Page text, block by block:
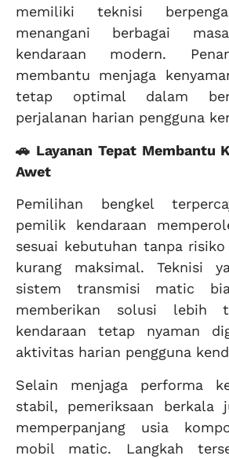
memiliki teknisi
menangani berbagai
kendaraan modern.
membantu menjaga
tetap optimal dalam
perjalanan harian pengguna
🚗 Layanan Tepat Membantu
Awet
Pemilihan bengkel
pemilik kendaraan
sesuai kebutuhan tanpa
kurang maksimal. Teknisi
sistem transmisi matic
memberikan solusi lebih
kendaraan tetap nyaman
aktivitas harian pengguna
Selain menjaga performa
stabil, pemeriksaan berkala
memperpanjang usia
mobil matic. Langkah